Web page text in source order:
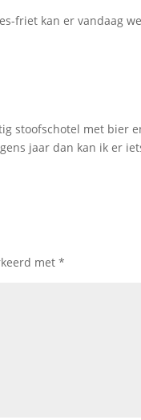
friet kan er vandaag
stoofschotel met bier
jaar dan kan ik er
met*